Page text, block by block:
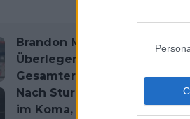
Brandon McNulty
Überlegener Zeitfahrsieg
Gesamterfolg
Nach Sturz bei der Polen-
im Koma, wird aber zur